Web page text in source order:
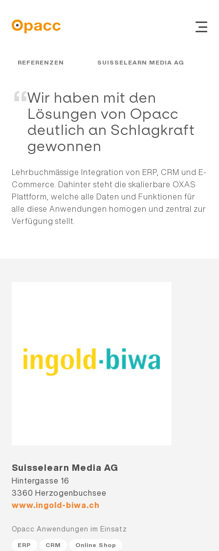
ERP
CRM
Opacc
REFERENZEN SUISSELEARN MEDIA AG
Wir haben mit den
Lösungen von Opacc
deutlich an Schlagkraft
gewonnen
Lehrbuchmässige Integration von ERP, CRM und E-
Commerce. Dahinter steht die skalierbare OXAS
Plattform, welche alle Daten und Funktionen für
alle diese Anwendungen homogen und zentral zur
Verfügung stellt.
Suisselearn Media AG
Hintergasse 16
3360 Herzogenbuchsee
www.ingold-biwa.ch
Opacc Anwendungen im Einsatz
ERP CRM Online Shop